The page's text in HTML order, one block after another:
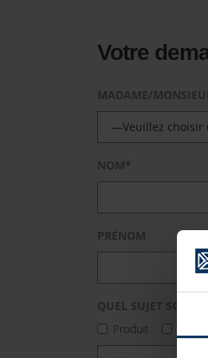
Votre
MADAME/
NOM*
PRÉNOM
QUEL SUJET
Produit